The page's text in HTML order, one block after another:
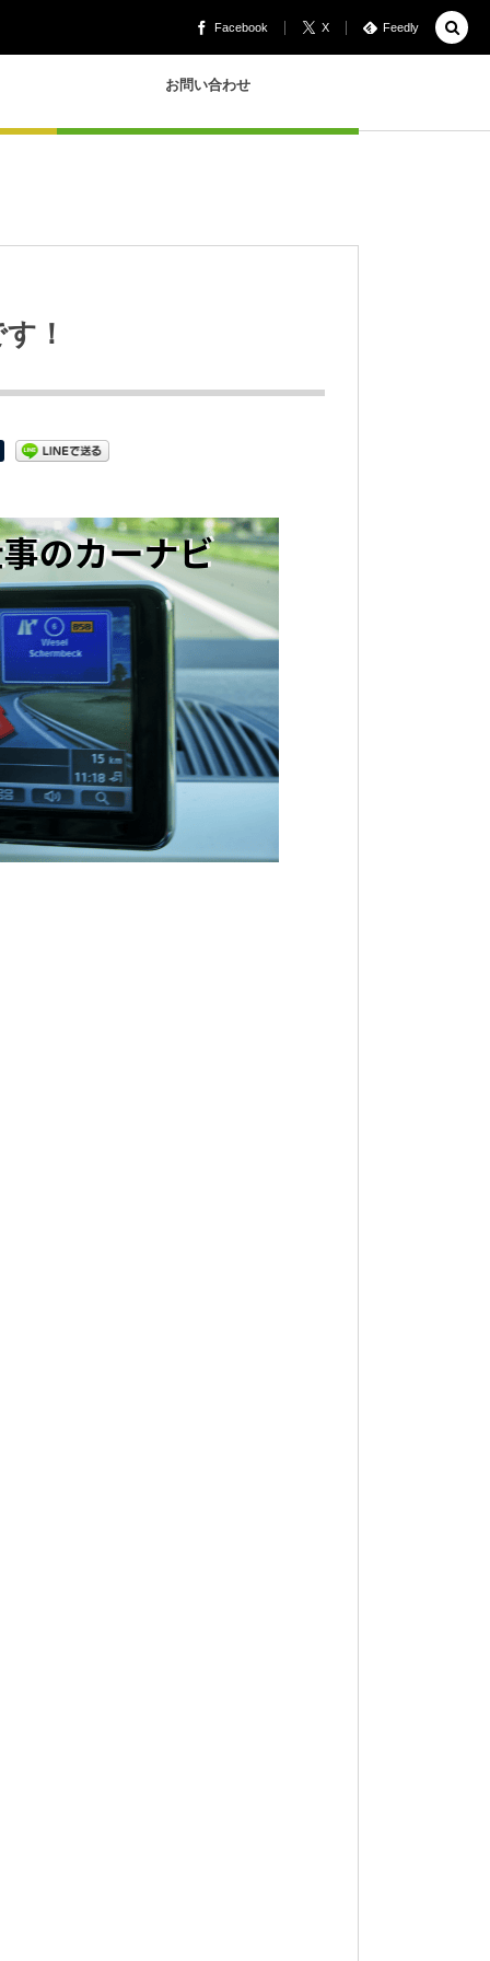
Facebook X Feedly
お問い合わせ
！